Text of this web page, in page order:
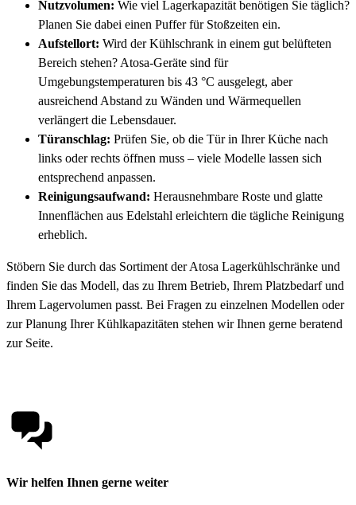
Nutzvolumen: Wie viel Lagerkapazität benötigen Sie täglich?
Planen Sie dabei einen Puffer für Stoßzeiten ein.
Aufstellort: Wird der Kühlschrank in einem gut belüfteten
Bereich stehen? Atosa-Geräte sind für
Umgebungstemperaturen bis 43 °C ausgelegt, aber
ausreichend Abstand zu Wänden und Wärmequellen
verlängert die Lebensdauer.
Türanschlag: Prüfen Sie, ob die Tür in Ihrer Küche nach
links oder rechts öffnen muss – viele Modelle lassen sich
entsprechend anpassen.
Reinigungsaufwand: Herausnehmbare Roste und glatte
Innenflächen aus Edelstahl erleichtern die tägliche Reinigung
erheblich.
Stöbern Sie durch das Sortiment der Atosa Lagerkühlschränke und
finden Sie das Modell, das zu Ihrem Betrieb, Ihrem Platzbedarf und
Ihrem Lagervolumen passt. Bei Fragen zu einzelnen Modellen oder
zur Planung Ihrer Kühlkapazitäten stehen wir Ihnen gerne beratend
zur Seite.
Wir helfen Ihnen gerne weiter